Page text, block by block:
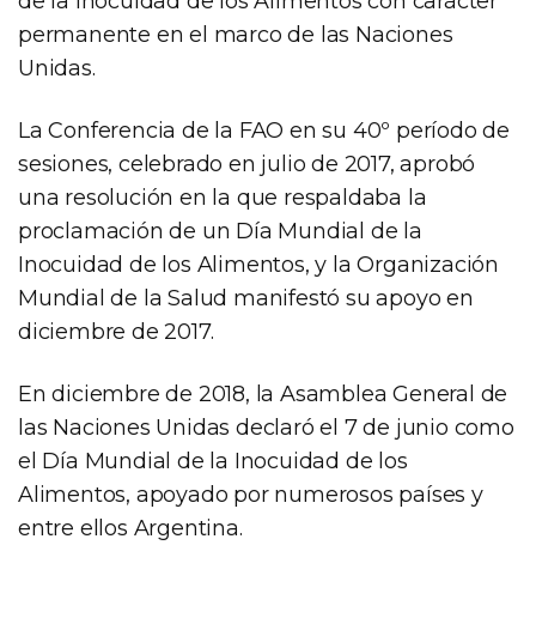
permanente en el marco de las Naciones
Unidas.
La Conferencia de la FAO en su 40º período de
sesiones, celebrado en julio de 2017, aprobó
una resolución en la que respaldaba la
proclamación de un Día Mundial de la
Inocuidad de los Alimentos, y la Organización
Mundial de la Salud manifestó su apoyo en
diciembre de 2017.
En diciembre de 2018, la Asamblea General de
las Naciones Unidas declaró el 7 de junio como
el Día Mundial de la Inocuidad de los
Alimentos, apoyado por numerosos países y
entre ellos Argentina.